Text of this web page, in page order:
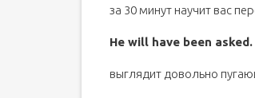
за 30 минут научит вас
He will have been asked.
выглядит довольно